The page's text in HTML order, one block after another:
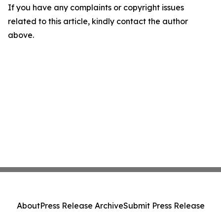
If you have any complaints or copyright issues
related to this article, kindly contact the author
above.
AboutPress Release ArchiveSubmit Press Release